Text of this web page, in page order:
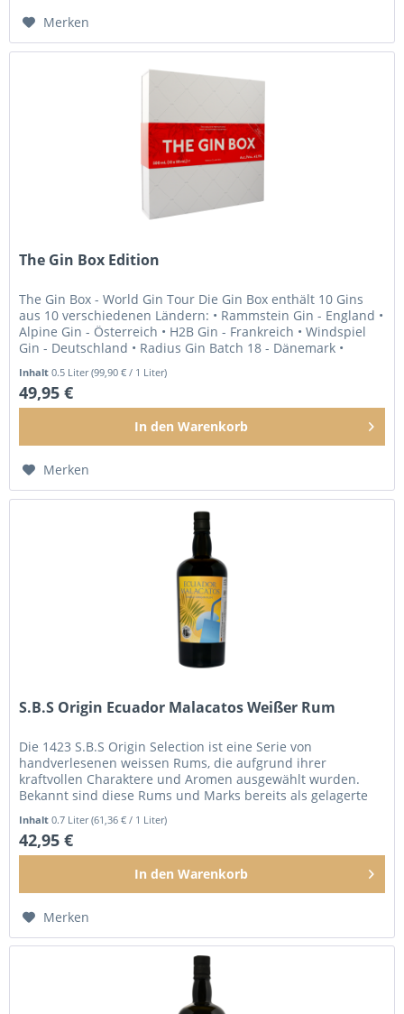
Merken
The Gin Box Edition
The Gin Box - World Gin Tour Die Gin Box enthält 10 Gins
aus 10 verschiedenen Ländern: • Rammstein Gin - England •
Alpine Gin - Österreich • H2B Gin - Frankreich • Windspiel
Gin - Deutschland • Radius Gin Batch 18 - Dänemark •
Inhalt0.5 Liter(99,90 € / 1 Liter)
49,95 €
In den Warenkorb
Merken
S.B.S Origin Ecuador Malacatos Weißer Rum
Die 1423 S.B.S Origin Selection ist eine Serie von
handverlesenen weissen Rums, die aufgrund ihrer
kraftvollen Charaktere und Aromen ausgewählt wurden.
Bekannt sind diese Rums und Marks bereits als gelagerte
Inhalt0.7 Liter(61,36 € / 1 Liter)
42,95 €
In den Warenkorb
Merken